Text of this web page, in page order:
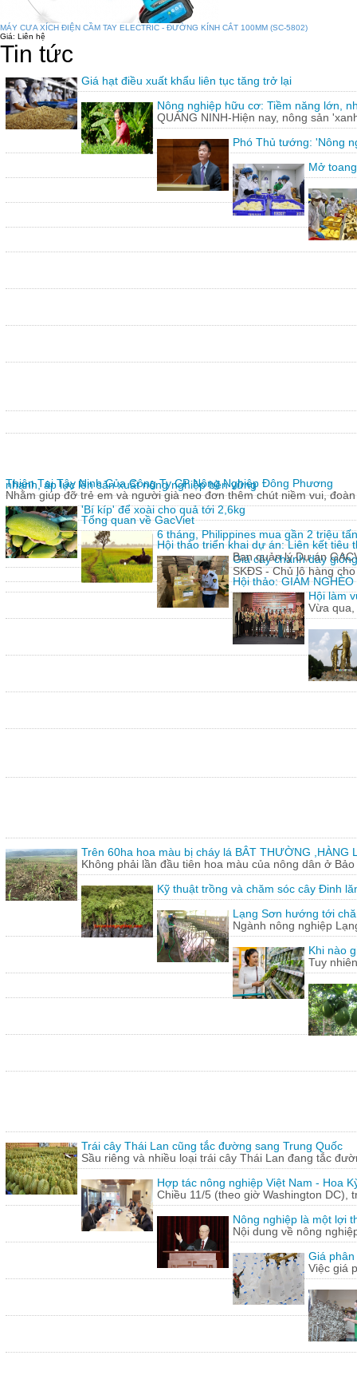
MÁY CƯA XÍCH ĐIỆN CẦM TAY ELECTRIC - ĐƯỜNG KÍNH CẮT 100MM (SC-5802)
Giá: Liên hệ
Tin tức
Giá hạt điều xuất khẩu liên tục tăng trở lại
Nông nghiệp hữu cơ: Tiềm năng lớn,
QUẢNG NINH-Hiện nay, nông sản
Phó Thủ tướng: 'Nông
Mở
nhanh, áp lực lên sản xuất nông nghiệp bền vững
'Bí kíp' để xoài cho quả tới 2,6kg
6 tháng, Philippines mua gần 2 triệu
Giả cây chanh dây
SKĐS - Chủ lô hàng
Hội làm
Vừa qua,
Trên 60ha hoa màu bị cháy lá BÂT THƯỜNG
Không phải lần đầu tiên hoa màu của nông dân ở
Kỹ thuật trồng và chăm sóc cây Đinh
Lạng Sơn hướng tới
Ngành nông nghiệp
Khi nào
Tuy
Trái cây Thái Lan cũng tắc đường sang Trung Quốc
Sầu riêng và nhiều loại trái cây Thái Lan đang tắc
Hợp tác nông nghiệp Việt Nam - Hoa
Chiều 11/5 (theo giờ Washington DC),
Nông nghiệp là một lợi
Nội dung về nông
Giá
Việc giá
Thiện Tại Tây Ninh Của Công Ty CP Nông Nghiệp Đông Phương
Nhằm giúp đỡ trẻ em và người già neo đơn thêm chút niềm vui,
Tổng quan về GacViet
Hội thảo triển khai dự án: Liên kết tiêu
Ban quản lý Dự án
Hội thảo: GIẢM